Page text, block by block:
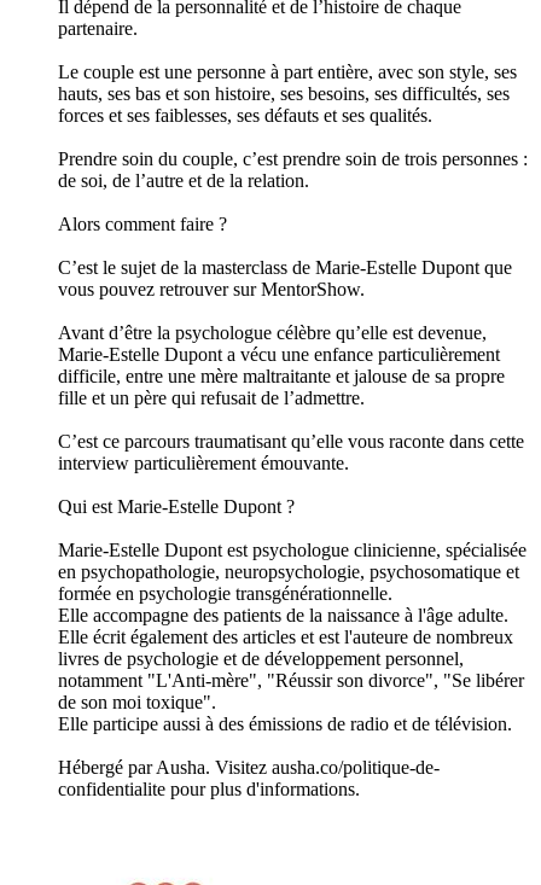
Il dépend de la personnalité et de l’histoire de chaque
partenaire.
Le couple est une personne à part entière, avec son style, ses
hauts, ses bas et son histoire, ses besoins, ses difficultés, ses
forces et ses faiblesses, ses défauts et ses qualités.
Prendre soin du couple, c’est prendre soin de trois personnes :
de soi, de l’autre et de la relation.
Alors comment faire ?
C’est le sujet de la masterclass de Marie-Estelle Dupont que
vous pouvez retrouver sur MentorShow.
Avant d’être la psychologue célèbre qu’elle est devenue,
Marie-Estelle Dupont a vécu une enfance particulièrement
difficile, entre une mère maltraitante et jalouse de sa propre
fille et un père qui refusait de l’admettre.
C’est ce parcours traumatisant qu’elle vous raconte dans cette
interview particulièrement émouvante.
Qui est Marie-Estelle Dupont ?
Marie-Estelle Dupont est psychologue clinicienne, spécialisée
en psychopathologie, neuropsychologie, psychosomatique et
formée en psychologie transgénérationnelle.
Elle accompagne des patients de la naissance à l'âge adulte.
Elle écrit également des articles et est l'auteure de nombreux
livres de psychologie et de développement personnel,
notamment "L'Anti-mère", "Réussir son divorce", "Se libérer
de son moi toxique".
Elle participe aussi à des émissions de radio et de télévision.
Hébergé par Ausha. Visitez ausha.co/politique-de-
confidentialite pour plus d'informations.